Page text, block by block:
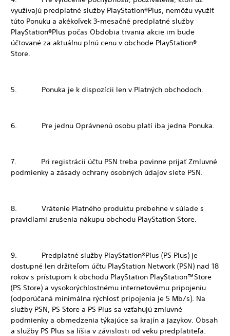
využívajú predplatné služby PlayStation®Plus, nemôžu využiť
túto Ponuku a akékoľvek 3-mesačné predplatné služby
PlayStation®Plus počas Obdobia trvania akcie im bude
účtované za aktuálnu plnú cenu v obchode PlayStation®
Store.
5. Ponuka je k dispozícii len v Platných obchodoch.
6. Pre jednu Oprávnenú osobu platí iba jedna Ponuka.
7. Pri registrácii účtu PSN treba povinne prijať Zmluvné
podmienky a zásady ochrany osobných údajov siete PSN.
8. Vrátenie Platného produktu prebehne v súlade s
pravidlami zrušenia nákupu obchodu PlayStation Store.
9. Predplatné služby PlayStation®Plus (PS Plus) je
dostupné len držiteľom účtu PlayStation Network (PSN) nad 18
rokov s prístupom k obchodu PlayStation PlayStation™Store
(PS Store) a vysokorýchlostnému internetovému pripojeniu
(odporúčaná minimálna rýchlosť pripojenia je 5 Mb/s). Na
služby PSN, PS Store a PS Plus sa vzťahujú zmluvné
podmienky a obmedzenia týkajúce sa krajín a jazykov. Obsah
a služby PS Plus sa líšia v závislosti od veku predplatiteľa.